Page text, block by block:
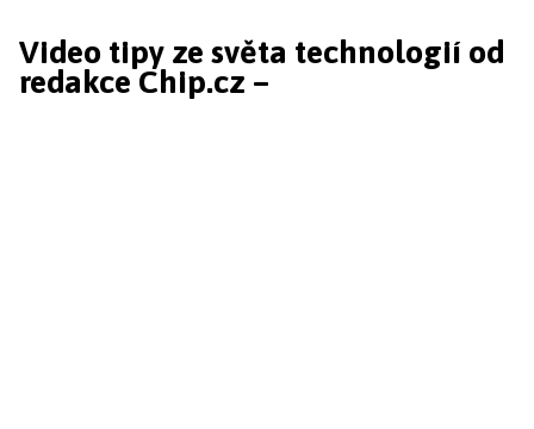
Video tipy ze světa technologií od
redakce Chip.cz –